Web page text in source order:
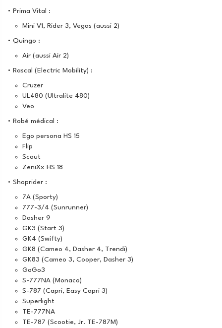
• Prima Vital :
Mini V1, Rider 3, Vegas (aussi 2)
• Quingo :
Air (aussi Air 2)
• Rascal (Electric Mobility) :
Cruzer
UL480 (Ultralite 480)
Veo
• Robé médical :
Ego persona HS 15
Flip
Scout
ZeniXx HS 18
• Shoprider :
7A (Sporty)
777-3/4 (Sunrunner)
Dasher 9
GK3 (Start 3)
GK4 (Swifty)
GK8 (Cameo 4, Dasher 4, Trendi)
GK83 (Cameo 3, Cooper, Dasher 3)
GoGo3
S-777NA (Monaco)
S-787 (Capri, Easy Capri 3)
Superlight
TE-777NA
TE-787 (Scootie, Jr. TE-787M)